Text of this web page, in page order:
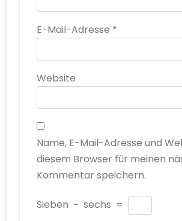
E-Mail-Adresse *
Website
Name, E-Mail-Adresse und
diesem Browser für meinen
Kommentar speichern.
Sieben − sechs =